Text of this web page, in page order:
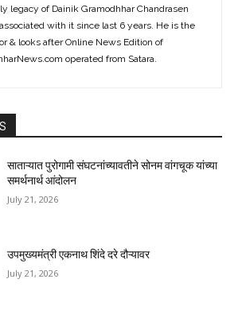
legacy of Dainik Gramodhhar Chandrasen
with it since last 6 years. He is the
& looks after Online News Edition of
operated from Satara.
साताऱ्यात पुरोगामी संघटनांच्यावतीने सोनम वांगचूक यांच्या
समर्थनार्थ आंदोलन
July 21, 2026
उपमुख्यमंत्री एकनाथ शिंदे दरे दौऱ्यावर
July 21, 2026